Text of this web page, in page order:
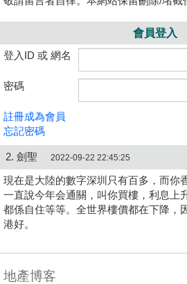
會員登入
登入ID 或 網名
密碼
註冊成為會員
忘記密碼
2. 劍聖 2022-09-22 22:45:25
現在是大陸的數字深圳只有百多，而你
一直說今年会通關，叫你買樓，利息上
都係自住等等。全世界樓價都在下降，
港好。
地產博客